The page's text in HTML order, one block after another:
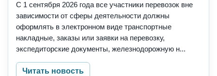
С 1 сентября 2026 года все участники перевозок вне
зависимости от сферы деятельности должны
оформлять в электронном виде транспортные
накладные, заказы или заявки на перевозку,
экспедиторские документы, железнодорожную н...
Читать новость